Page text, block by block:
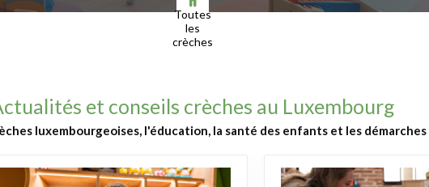
Toutes
les
crèches
et conseils crèches au Luxembourg
luxembourgeoises, l'éducation, la santé des enfants et les